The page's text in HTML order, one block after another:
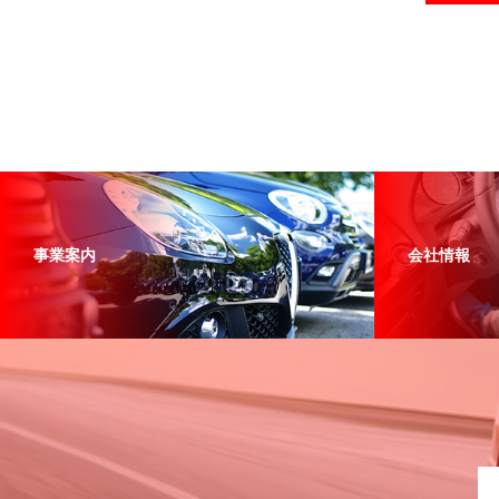
事業案内 会社情報